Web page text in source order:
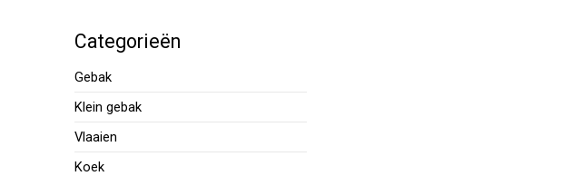
Categorieën
Gebak
Klein gebak
Vlaaien
Koek